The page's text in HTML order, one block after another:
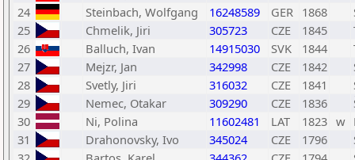
24
Steinbach, Wolfgang 16248589 GER 1868
25
Chmelik, Jiri 305723 CZE 1845
26
Balluch, Ivan 14915030 SVK 1844
27
Mejzr, Jan 342998 CZE 1842
28
Svetly, Jiri 316032 CZE 1841
29
Nemec, Otakar 309290 CZE 1836
30
Ni, Polina 11602481 LAT 1823 w
31
Drahonovsky, Ivo 345024 CZE 1796